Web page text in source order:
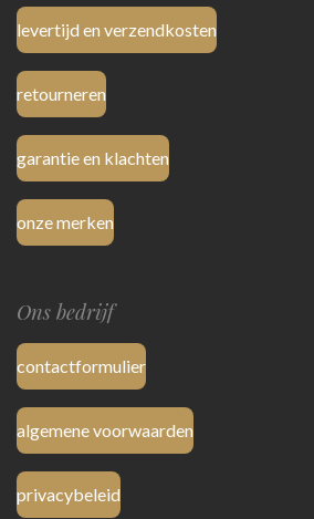
levertijd en verzendkosten
retourneren
garantie en klachten
onze merken
Ons bedrijf
contactformulier
algemene voorwaarden
privacybeleid